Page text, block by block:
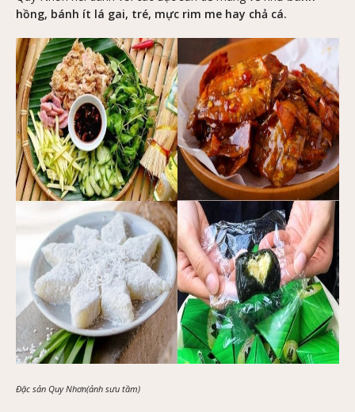
hồng, bánh ít lá gai, tré, mực rim me hay chả cá.
Đặc sản Quy Nhơn(ảnh sưu tầm)